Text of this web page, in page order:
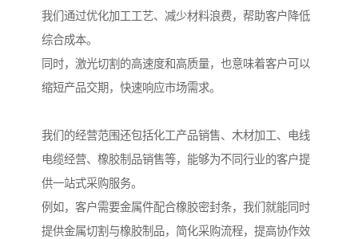
我们通过优化加工工艺、减少材料浪费，帮助客户降低
综合成本。
同时，激光切割的高速度和高质量，也意味着客户可以
缩短产品交期，快速响应市场需求。
我们的经营范围还包括化工产品销售、木材加工、电线
电缆经营、橡胶制品销售等，能够为不同行业的客户提
供一站式采购服务。
例如，客户需要金属件配合橡胶密封条，我们就能同时
提供金属切割与橡胶制品，简化采购流程，提高协作效